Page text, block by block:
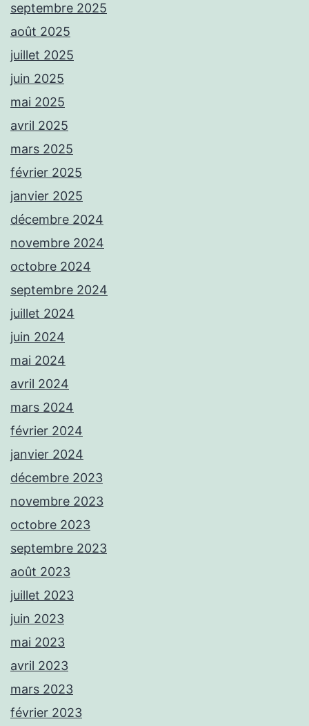
septembre 2025
août 2025
juillet 2025
juin 2025
mai 2025
avril 2025
mars 2025
février 2025
janvier 2025
décembre 2024
novembre 2024
octobre 2024
septembre 2024
juillet 2024
juin 2024
mai 2024
avril 2024
mars 2024
février 2024
janvier 2024
décembre 2023
novembre 2023
octobre 2023
septembre 2023
août 2023
juillet 2023
juin 2023
mai 2023
avril 2023
mars 2023
février 2023